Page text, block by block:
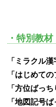
・特別教
「ミラクル
「はじめて
「方位ばっ
「地図記号